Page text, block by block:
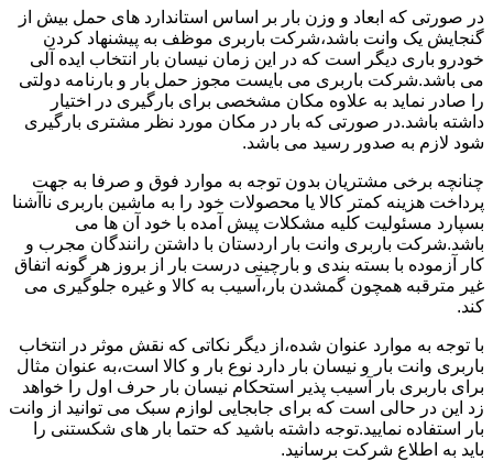
در صورتی که ابعاد و وزن بار بر اساس استاندارد های حمل بیش از
گنجایش یک وانت باشد،شرکت باربری موظف به پیشنهاد کردن
خودرو باری دیگر است که در این زمان نیسان بار انتخاب ایده آلی
می باشد.شرکت باربری می بایست مجوز حمل بار و بارنامه دولتی
را صادر نماید به علاوه مکان مشخصی برای بارگیری در اختیار
داشته باشد.در صورتی که بار در مکان مورد نظر مشتری بارگیری
شود لازم به صدور رسید می باشد.
چنانچه برخی مشتریان بدون توجه به موارد فوق و صرفا به جهت
پرداخت هزینه کمتر کالا یا محصولات خود را به ماشین باربری ناآشنا
بسپارد مسئولیت کلیه مشکلات پیش آمده با خود آن ها می
باشد.شرکت باربری وانت بار اردستان با داشتن رانندگان مجرب و
کار آزموده با بسته بندی و بارچینی درست بار از بروز هر گونه اتفاق
غیر مترقبه همچون گمشدن بار،آسیب به کالا و غیره جلوگیری می
کند.
با توجه به موارد عنوان شده،از دیگر نکاتی که نقش موثر در انتخاب
باربری وانت بار و نیسان بار دارد نوع بار و کالا است،به عنوان مثال
برای باربری بار آسیب پذیر استحکام نیسان بار حرف اول را خواهد
زد این در حالی است که برای جابجایی لوازم سبک می توانید از وانت
بار استفاده نمایید.توجه داشته باشید که حتما بار های شکستنی را
باید به اطلاع شرکت برسانید.